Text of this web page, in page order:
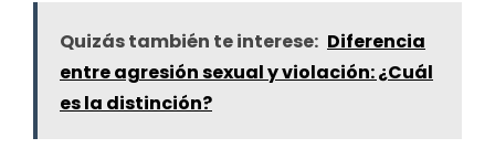
Quizás también te interese: Diferencia
entre agresión sexual y violación: ¿Cuál
es la distinción?